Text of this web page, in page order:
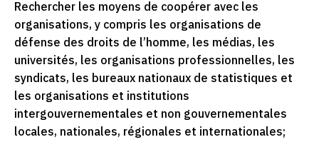
Rechercher les moyens de coopérer avec les
organisations, y compris les organisations de
défense des droits de l’homme, les médias, les
universités, les organisations professionnelles, les
syndicats, les bureaux nationaux de statistiques et
les organisations et institutions
intergouvernementales et non gouvernementales
locales, nationales, régionales et internationales;